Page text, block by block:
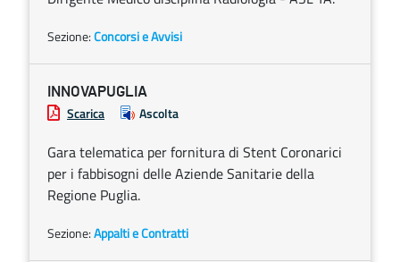
Sezione:Concorsi e Avvisi
INNOVAPUGLIA
Scarica Ascolta
Gara telematica per fornitura di Stent Coronarici
per i fabbisogni delle Aziende Sanitarie della
Regione Puglia.
Sezione:Appalti e Contratti